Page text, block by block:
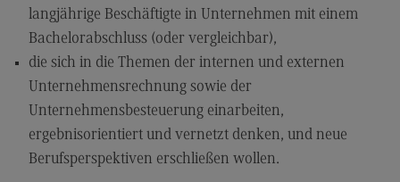
Modulangebot
Kontakt
Elektrotechnik und Informationstechnik
Elektrotechnik und Informationstechnik
langjährige Beschäftigte in Unternehmen mit einem
Bachelorabschluss (oder vergleichbar),
die sich in die Themen der internen und externen
Unternehmensrechnung sowie der
Unternehmensbesteuerung einarbeiten,
ergebnisorientiert und vernetzt denken, und neue
Berufsperspektiven erschließen wollen.